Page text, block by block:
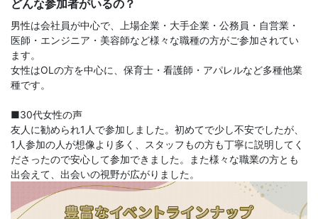
どんな参加者がいるの？
男性は会社員が中心で、上場企業・大手企業・公務員・自営業・
医師・エンジニア・美容師など様々な職種の方がご参加されてい
ます。
女性はOLの方を中心に、保育士・看護師・アパレルなど多種他業
種です。
■30代女性の声
友人に勧められ1人で参加しました。初めてで少し不安でしたが、
1人参加の人が想像より多く、スタッフもの方も丁寧に説明してく
ださったので安心して参加できました。また様々な職業の方とも
出会えて、出会いの視野が広がりました。